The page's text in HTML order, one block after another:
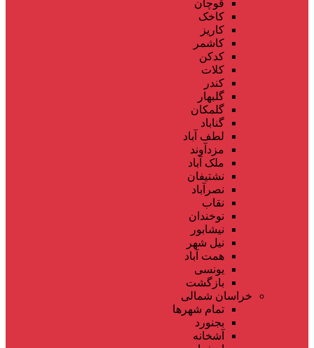
قوچان
کاخک
کاریز
کاشمر
کدکن
کلات
کندر
گلبهار
گلمکان
گناباد
لطف آباد
مزدآوند
ملک آباد
نشتیفان
نصرآباد
نقاب
نوخندان
نیشابور
نیل شهر
همت آباد
یونسی
بازگشت
خراسان شمالی
تمام شهر‌ها
بجنورد
آشخانه